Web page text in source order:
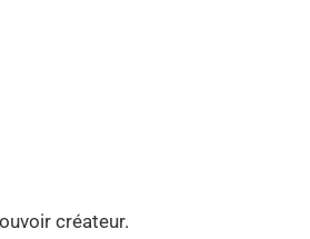
créateur.